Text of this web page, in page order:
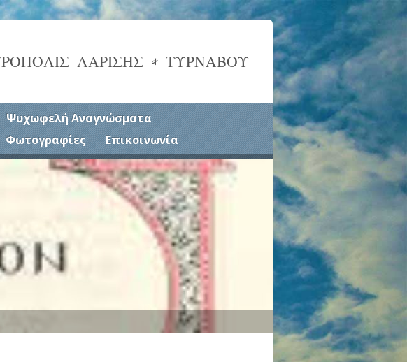
ΛΑΡΙΣΗΣ & ΤΥΡΝΑΒΟΥ
Ψυχωφελή Αναγνώσματα
Φωτογραφίες Επικοινωνία